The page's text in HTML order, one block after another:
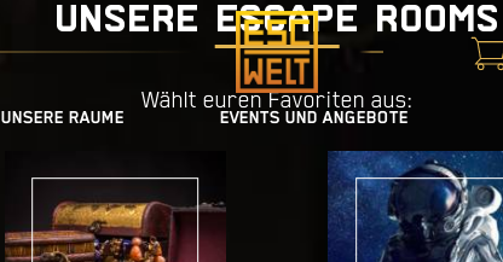
UNSERE RAUME EVENTS UND ANGEBOTE
UNSERE ESCAPE ROOMS
Wählt euren Favoriten aus: